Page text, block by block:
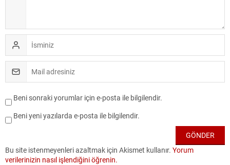
Beni sonraki yorumlar için e-posta ile bilgilendir.
Beni yeni yazılarda e-posta ile bilgilendir.
Bu site istenmeyenleri azaltmak için Akismet kullanır. Yorum
verilerinizin nasıl işlendiğini öğrenin.